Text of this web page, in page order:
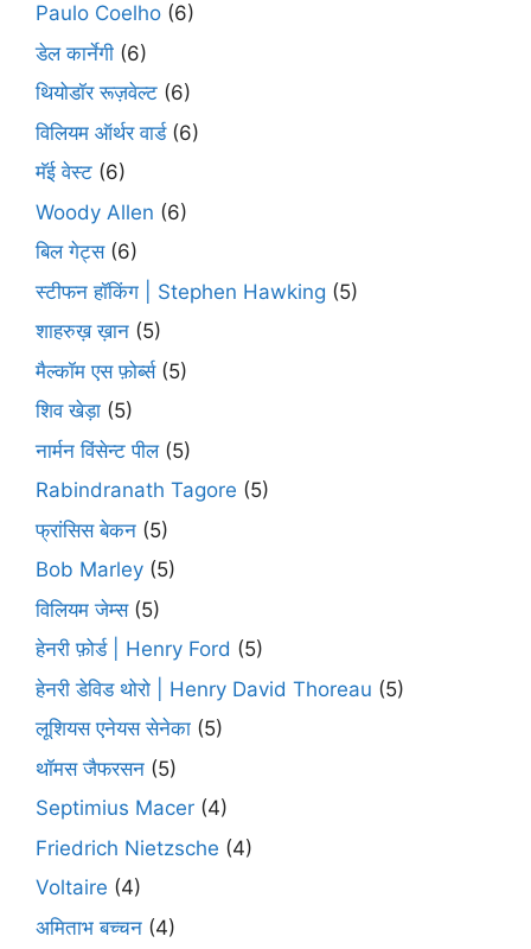
Paulo Coelho (6)
डेल कार्नेगी (6)
थियोडॉर रूज़वेल्ट (6)
विलियम ऑर्थर वार्ड(6)
मॅई वेस्ट (6)
Woody Allen (6)
बिल गेट्स(6)
स्टीफन हॉकिंग | Stephen Hawking (5)
शाहरुख़ ख़ान (5)
मैल्कॉम एस फ़ोर्ब्स(5)
शिव खेड़ा (5)
नार्मन विंसेन्ट पील(5)
Rabindranath Tagore (5)
फ्रांसिस बेकन (5)
Bob Marley (5)
विलियम जेम्स(5)
हेनरी फ़ोर्ड | Henry Ford (5)
हेनरी डेविड थोरो | Henry David Thoreau (5)
लूशियस एनेयस सेनेका (5)
थॉमस जैफरसन (5)
Septimius Macer (4)
Friedrich Nietzsche (4)
Voltaire (4)
अमिताभ बच्चन (4)